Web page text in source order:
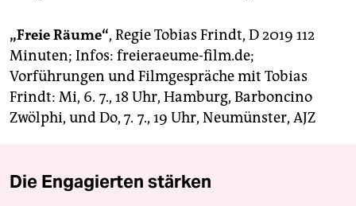
„Freie Räume“, Regie Tobias Frindt, D 2019 112
Minuten; Infos: freieraeume-film.de;
Vorführungen und Filmgespräche mit Tobias
Frindt: Mi, 6. 7., 18 Uhr, Hamburg, Barboncino
Zwölphi, und Do, 7. 7., 19 Uhr, Neumünster, AJZ
Die Engagierten stärken